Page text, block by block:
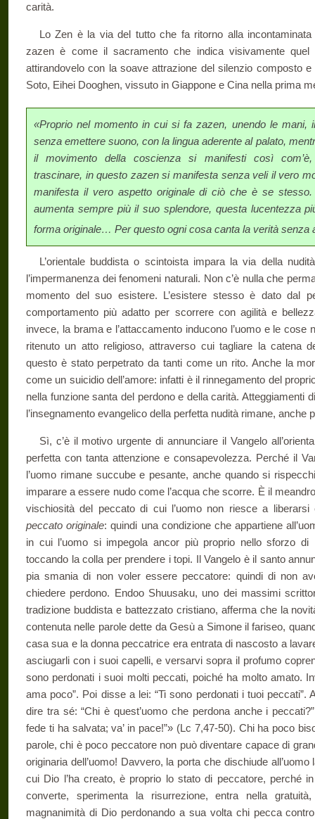
carità.
Lo Zen è la via del tutto che fa ritorno alla incontaminata
zazen è come il sacramento che indica visivamente quel
attirandovelo con la soave attrazione del silenzio composto
Soto, Eihei Dooghen, vissuto in Giappone e Cina nella prima
«Proprio nel momento in cui si fa zazen, unendo le mani,
senza emettere suono, con la lingua aderente al palato,
il movimento della coscienza si manifesti così com’è,
trascinare, in questo zazen si manifesta senza veli il vero
manifesta il vero aspetto originale di ciò che è se
aumenta sempre più il suo splendore, questa lucentezza
forma originale… Per questo ogni cosa canta la verità senza
L’orientale buddista o scintoista impara la via della
l’impermanenza dei fenomeni naturali. Non c’è nulla che
momento del suo esistere. L’esistere stesso è dato dal
comportamento più adatto per scorrere con agilità e
invece, la brama e l’attaccamento inducono l’uomo e le cose
ritenuto un atto religioso, attraverso cui tagliare la catena
questo è stato perpetrato da tanti come un rito. Anche la
come un suicidio dell’amore: infatti è il rinnegamento del
nella funzione santa del perdono e della carità. Atteggiamenti
l’insegnamento evangelico della perfetta nudità rimane, anche
Sì, c’è il motivo urgente di annunciare il Vangelo
perfetta con tanta attenzione e consapevolezza. Perché il
l’uomo rimane succube e pesante, anche quando si
imparare a essere nudo come l’acqua che scorre. È il
vischiosità del peccato di cui l’uomo non riesce a
peccato originale: quindi una condizione che appartiene
in cui l’uomo si impegola ancor più proprio nello sforzo
toccando la colla per prendere i topi. Il Vangelo è il santo
pia smania di non voler essere peccatore: quindi di non
chiedere perdono. Endoo Shuusaku, uno dei massimi
tradizione buddista e battezzato cristiano, afferma che la
contenuta nelle parole dette da Gesù a Simone il fariseo,
casa sua e la donna peccatrice era entrata di nascosto a
asciugarli con i suoi capelli, e versarvi sopra il profumo
sono perdonati i suoi molti peccati, poiché ha molto amato.
ama poco”. Poi disse a lei: “Ti sono perdonati i tuoi peccati”.
dire tra sé: “Chi è quest’uomo che perdona anche i
fede ti ha salvata; va’ in pace!”» (Lc 7,47-50). Chi ha poco
parole, chi è poco peccatore non può diventare capace di
originaria dell’uomo! Davvero, la porta che dischiude all’uomo
cui Dio l’ha creato, è proprio lo stato di peccatore, perché
converte, sperimenta la risurrezione, entra nella
magnanimità di Dio perdonando a sua volta chi pecca